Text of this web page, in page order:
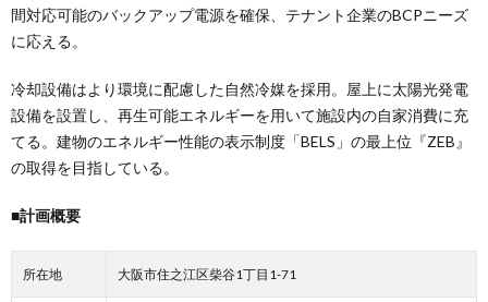
間対応可能のバックアップ電源を確保、テナント企業のBCPニーズ
に応える。
冷却設備はより環境に配慮した自然冷媒を採用。屋上に太陽光発電
設備を設置し、再生可能エネルギーを用いて施設内の自家消費に充
てる。建物のエネルギー性能の表示制度「BELS」の最上位『ZEB』
の取得を目指している。
■計画概要
所在地 大阪市住之江区柴谷1丁目1-71